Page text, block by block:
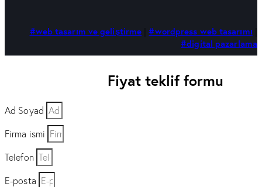
#web tasarım ve geliştirme |#wordpress web tasarımı|
#digital pazarlama
Fiyat teklif formu
Ad Soyad
Firma ismi
Telefon
E-posta